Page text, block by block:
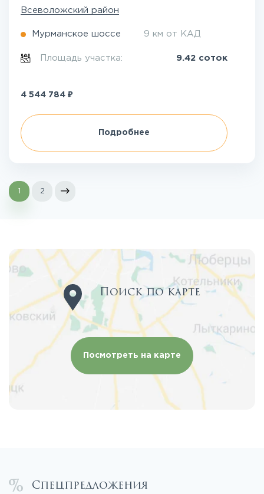
Всеволожский район
Мурманское шоссе 9 км от КАД
Площадь участка: 9.42 соток
4 544 784 ₽
Подробнее
1 2
Поиск по карте
Посмотреть на карте
Спецпредложения